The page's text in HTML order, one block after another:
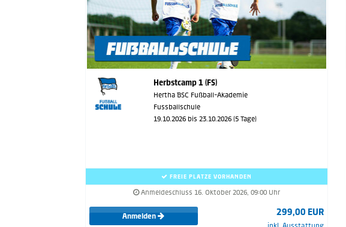
Herbstcamp 1 (FS)
Hertha BSC Fußball-Akademie
Fussballschule
19.10.2026 bis 23.10.2026 (5 Tage)
FREIE PLÄTZE VORHANDEN
Anmeldeschluss 16. Oktober 2026, 09:00 Uhr
Anmelden 299,00 EUR